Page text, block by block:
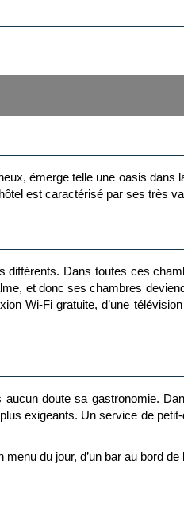
émerge telle une oasis dans
est caractérisé par ses très
différents. Dans toutes ces
et donc ses chambres
Wi-Fi gratuite, d’une
doute sa gastronomie.
exigeants. Un service de
du jour, d’un bar au bord